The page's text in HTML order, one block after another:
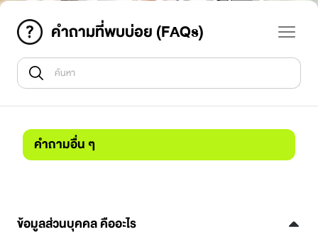
คำถามที่พบบ่อย (FAQs)
คำถามอื่น ๆ
ข้อมูลส่วนบุคคล คืออะไร